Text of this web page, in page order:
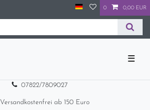
0 0,00 EUR
☰
07822/7809027
Versandkostenfrei ab 150 Euro